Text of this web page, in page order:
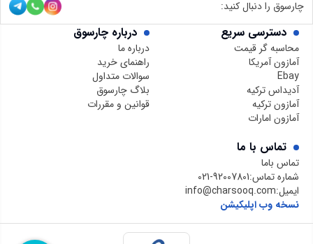
دسترسی سریع
محاسبه گر قیمت
آمازون آمریکا
Ebay
آدیداس ترکیه
آمازون ترکیه
آمازون امارات
درباره چارسوق
درباره ما
راهنمای خرید
سوالات متداول
بلاگ چارسوق
قوانین و مقررات
تماس با ما
تماس باما
شماره تماس:021-92007801
ایمیل:info@charsooq.com
نسخه وب اپلیکیشن
چارسوق را دنبال کنید: